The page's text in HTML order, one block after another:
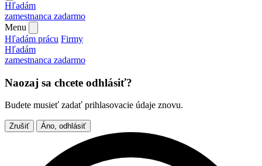
Hľadám
zamestnanca zadarmo
Menu
Hľadám prácu Firmy
Hľadám
zamestnanca zadarmo
Naozaj sa chcete odhlásiť?
Budete musieť zadať prihlasovacie údaje znovu.
Zrušiť Áno, odhlásiť